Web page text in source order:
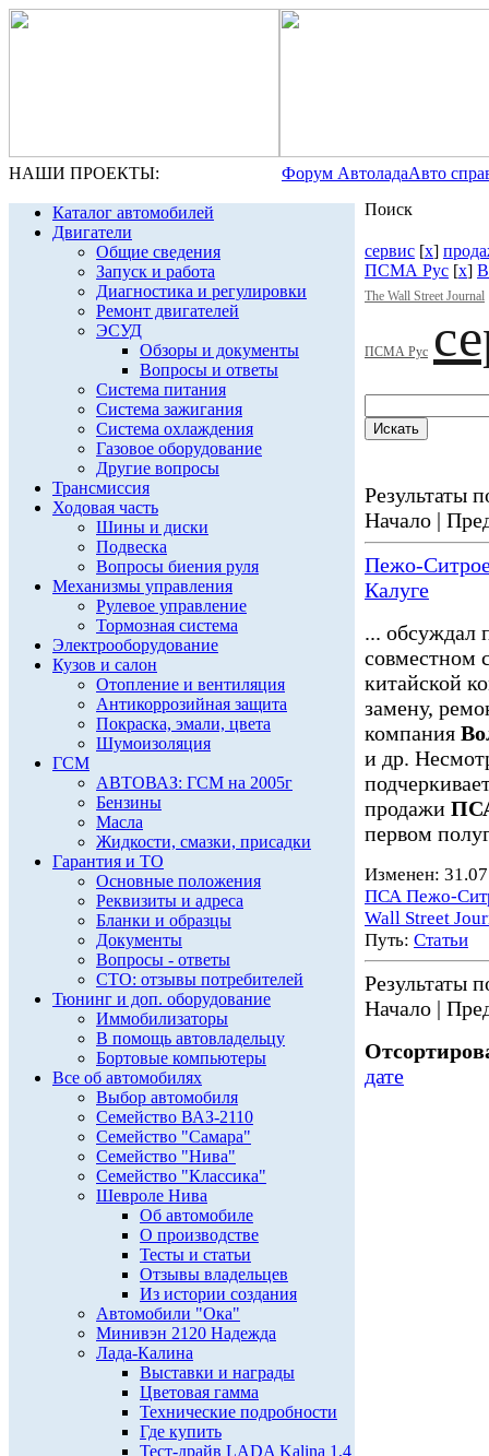
НАШИ ПРОЕКТЫ: Форум АвтоладаАвто
Каталог автомобилей
Двигатели
Общие сведения
Запуск и работа
Диагностика и регулировки
Ремонт двигателей
ЭСУД
Обзоры и документы
Вопросы и ответы
Система питания
Система зажигания
Система охлаждения
Газовое оборудование
Другие вопросы
Трансмиссия
Ходовая часть
Шины и диски
Подвеска
Вопросы биения руля
Механизмы управления
Рулевое управление
Тормозная система
Электрооборудование
Кузов и салон
Отопление и вентиляция
Антикоррозийная защита
Покраска, эмали, цвета
Шумоизоляция
ГСМ
АВТОВАЗ: ГСМ на 2005г
Бензины
Масла
Жидкости, смазки, присадки
Гарантия и ТО
Основные положения
Реквизиты и адреса
Бланки и образцы
Документы
Вопросы - ответы
СТО: отзывы потребителей
Тюнинг и доп. оборудование
Иммобилизаторы
В помощь автовладельцу
Бортовые компьютеры
Все об автомобилях
Выбор автомобиля
Семейство ВАЗ-2110
Семейство "Самара"
Семейство "Нива"
Семейство "Классика"
Шевроле Нива
Об автомобиле
О производстве
Тесты и статьи
Отзывы владельцев
Из истории создания
Автомобили "Ока"
Минивэн 2120 Надежда
Лада-Калина
Выставки и награды
Цветовая гамма
Технические подробности
Где купить
Тест-драйв LADA Kalina 1,4
Поиск
сервис [x]
ПСМА Рус [x]
The Wall Street Journal
ПСМА Рус
Результаты
Начало |
Пежо-
Калуге
... обсуждал
совместном
китайской
замену,
компания
и др.
продажи
первом
Изменен:
ПСА Пежо-
Wall Street
Путь: Статьи
Результаты
Начало |
дате